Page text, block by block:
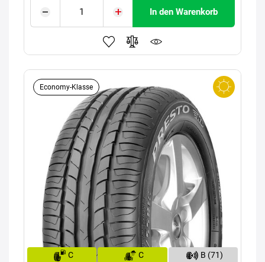
In den Warenkorb
Economy-Klasse
C C B (71)